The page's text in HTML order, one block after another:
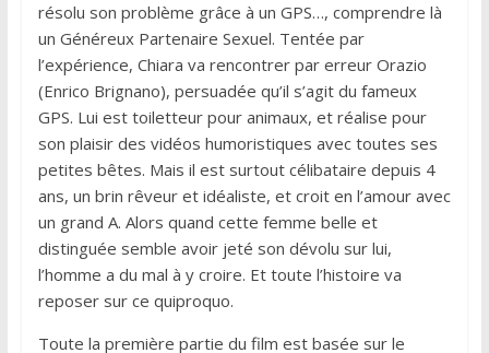
résolu son problème grâce à un GPS…, comprendre là
un Généreux Partenaire Sexuel. Tentée par
l’expérience, Chiara va rencontrer par erreur Orazio
(Enrico Brignano), persuadée qu’il s’agit du fameux
GPS. Lui est toiletteur pour animaux, et réalise pour
son plaisir des vidéos humoristiques avec toutes ses
petites bêtes. Mais il est surtout célibataire depuis 4
ans, un brin rêveur et idéaliste, et croit en l’amour avec
un grand A. Alors quand cette femme belle et
distinguée semble avoir jeté son dévolu sur lui,
l’homme a du mal à y croire. Et toute l’histoire va
reposer sur ce quiproquo.
Toute la première partie du film est basée sur le